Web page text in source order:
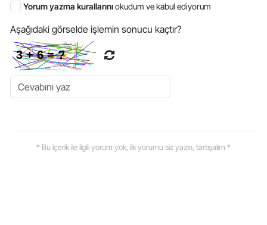
Yorum yazma kurallarınıokudum ve kabul ediyorum
Aşağıdaki görselde işlemin sonucu kaçtır?
* Bu içerik ile ilgili yorum yok, ilk yorumu siz yazın, tartışalım *